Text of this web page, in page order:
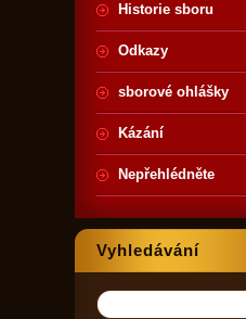
Historie sboru
Odkazy
sborové ohlášky
Kázání
Nepřehlédněte
Vyhledávání